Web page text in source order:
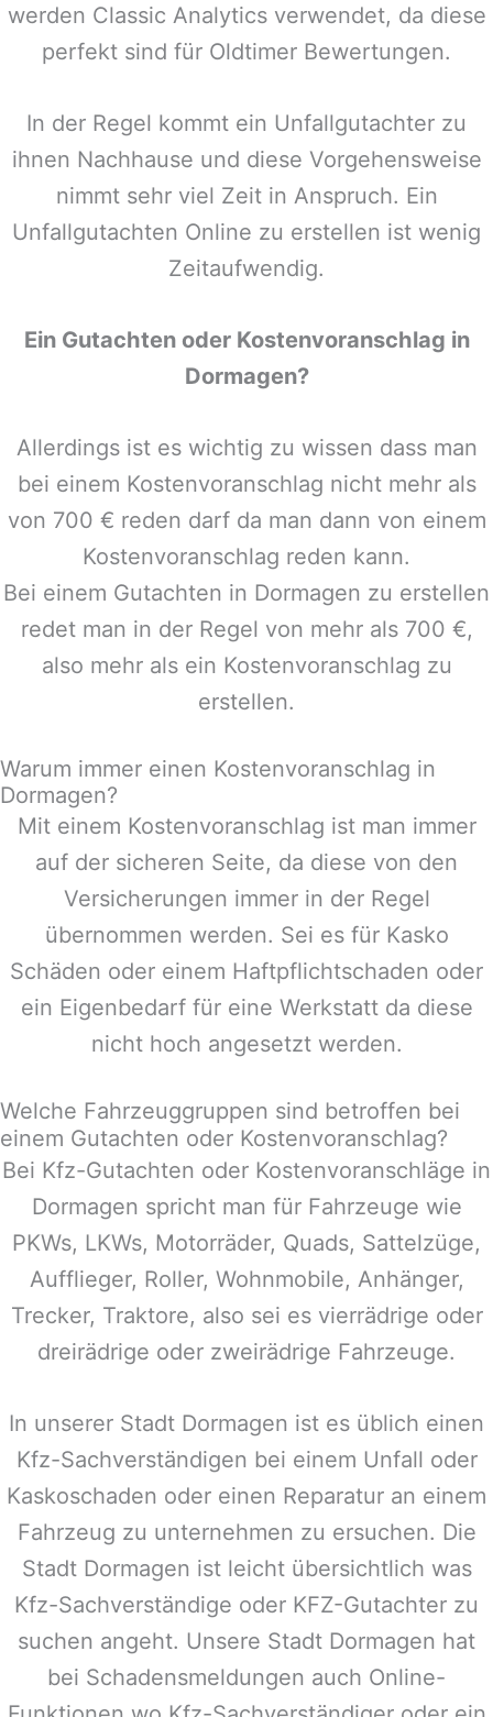
werden Classic Analytics verwendet, da diese
perfekt sind für Oldtimer Bewertungen.
In der Regel kommt ein Unfallgutachter zu
ihnen Nachhause und diese Vorgehensweise
nimmt sehr viel Zeit in Anspruch. Ein
Unfallgutachten Online zu erstellen ist wenig
Zeitaufwendig.
Ein Gutachten oder Kostenvoranschlag in
Dormagen?
Allerdings ist es wichtig zu wissen dass man
bei einem Kostenvoranschlag nicht mehr als
von 700 € reden darf da man dann von einem
Kostenvoranschlag reden kann.
Bei einem Gutachten in Dormagen zu erstellen
redet man in der Regel von mehr als 700 €,
also mehr als ein Kostenvoranschlag zu
erstellen.
Warum immer einen Kostenvoranschlag in
Dormagen?
Mit einem Kostenvoranschlag ist man immer
auf der sicheren Seite, da diese von den
Versicherungen immer in der Regel
übernommen werden. Sei es für Kasko
Schäden oder einem Haftpflichtschaden oder
ein Eigenbedarf für eine Werkstatt da diese
nicht hoch angesetzt werden.
Welche Fahrzeuggruppen sind betroffen bei
einem Gutachten oder Kostenvoranschlag?
Bei Kfz-Gutachten oder Kostenvoranschläge in
Dormagen spricht man für Fahrzeuge wie
PKWs, LKWs, Motorräder, Quads, Sattelzüge,
Aufflieger, Roller, Wohnmobile, Anhänger,
Trecker, Traktore, also sei es vierrädrige oder
dreirädrige oder zweirädrige Fahrzeuge.
In unserer Stadt Dormagen ist es üblich einen
Kfz-Sachverständigen bei einem Unfall oder
Kaskoschaden oder einen Reparatur an einem
Fahrzeug zu unternehmen zu ersuchen. Die
Stadt Dormagen ist leicht übersichtlich was
Kfz-Sachverständige oder KFZ-Gutachter zu
suchen angeht. Unsere Stadt Dormagen hat
bei Schadensmeldungen auch Online-